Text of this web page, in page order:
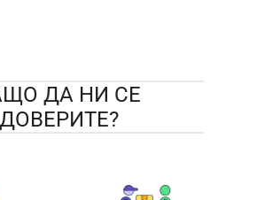
ДА НИ СЕ
ДОВЕРИТЕ?